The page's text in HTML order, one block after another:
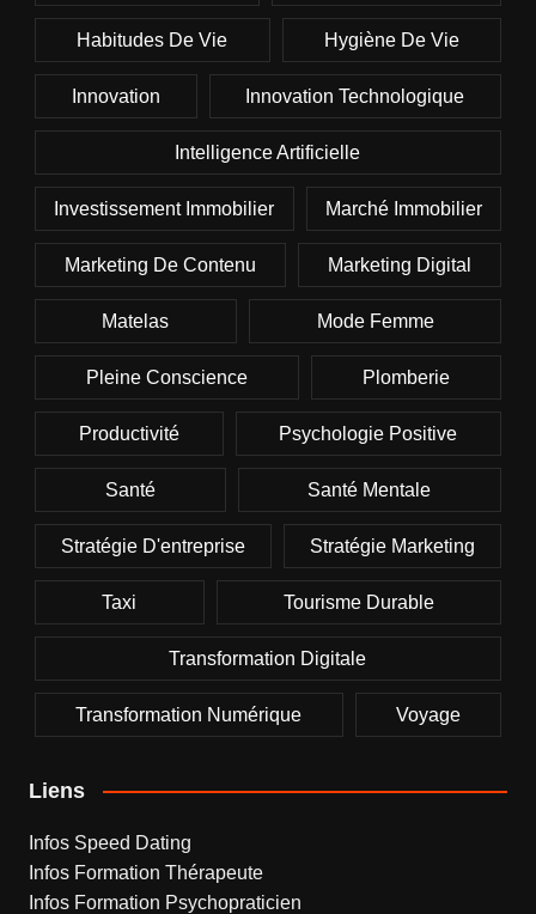
Habitudes De Vie Hygiène De Vie
Innovation Innovation Technologique
Intelligence Artificielle
Investissement Immobilier Marché Immobilier
Marketing De Contenu Marketing Digital
Matelas Mode Femme
Pleine Conscience Plomberie
Productivité Psychologie Positive
Santé Santé Mentale
Stratégie D'entreprise Stratégie Marketing
Taxi Tourisme Durable
Transformation Digitale
Transformation Numérique Voyage
Liens
Infos Speed Dating
Infos Formation Thérapeute
Infos Formation Psychopraticien